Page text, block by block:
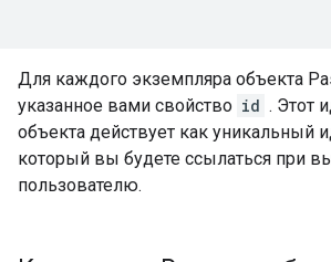
Для каждого экземпляра объекта
указанное вами свойство id . Этот
объекта действует как уникальный
который вы будете ссылаться при
пользователю.